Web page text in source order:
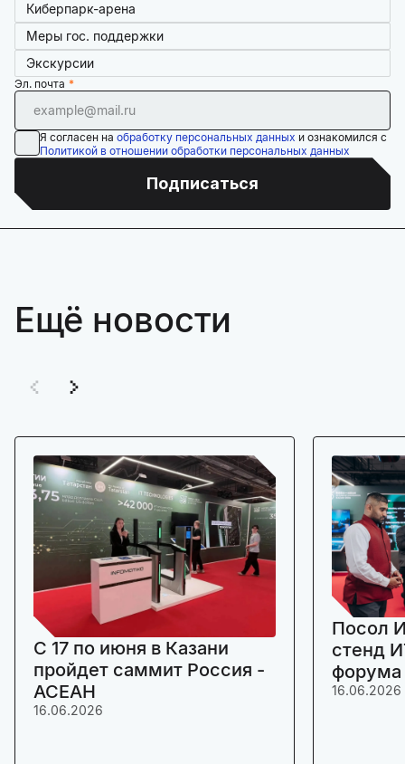
Киберпарк-арена
Меры гос. поддержки
Экскурсии
Эл. почта
Я согласен на обработку персональных данных и ознакомился с
Политикой в отношении обработки персональных данных
Подписаться
Ещё новости
C 17 по июня в Казани
пройдет саммит Россия -
АСЕАН
16.06.2026
Посол
стенд
16.06.2026